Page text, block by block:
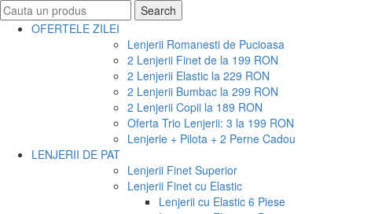
Search
for:
Search
OFERTELE ZILEI
Lenjerii Romanesti de Pucioasa
2 Lenjerii Finet de la 199 RON
2 Lenjerii Elastic la 229 RON
2 Lenjerii Bumbac la 299 RON
2 Lenjerii Copii la 189 RON
Oferta Trio Lenjerii: 3 la 199 RON
Lenjerie + Pilota + 2 Perne Cadou
LENJERII DE PAT
Lenjerii Finet Superior
Lenjerii Finet cu Elastic
Lenjerii cu Elastic 6 Piese